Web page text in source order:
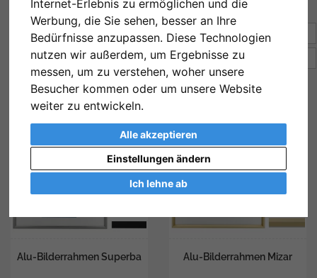
Internet-Erlebnis zu ermöglichen und die
Werbung, die Sie sehen, besser an Ihre
Bedürfnisse anzupassen. Diese Technologien
nutzen wir außerdem, um Ergebnisse zu
messen, um zu verstehen, woher unsere
Besucher kommen oder um unsere Website
weiter zu entwickeln.
Alle akzeptieren
Ich lehne ab
Einstellungen ändern
← Zurück 2 Weiter →
Sortierung:Preis
Artikel pro Seite16
Alu-Bilderrahmen Superba Alu-Bilderrahmen Mizar